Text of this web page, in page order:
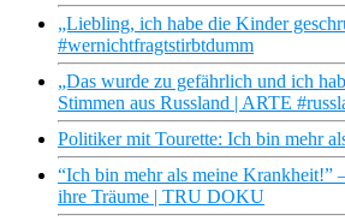
„Liebling, ich habe die Kinder
#wernichtfragtstirbtdumm
„Das wurde zu gefährlich und ich
Stimmen aus Russland | ARTE
Politiker mit Tourette: Ich bin mehr
“Ich bin mehr als meine Krankheit!”
ihre Träume | TRU DOKU